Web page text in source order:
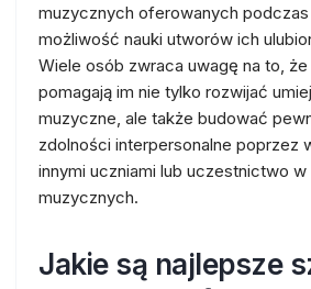
muzycznych oferowanych
możliwość nauki utworów ich
Wiele osób zwraca uwagę na to,
pomagają im nie tylko rozwijać
muzyczne, ale także budować
zdolności interpersonalne poprzez
innymi uczniami lub uczestnictwo w
muzycznych.
Jakie są najlepsze